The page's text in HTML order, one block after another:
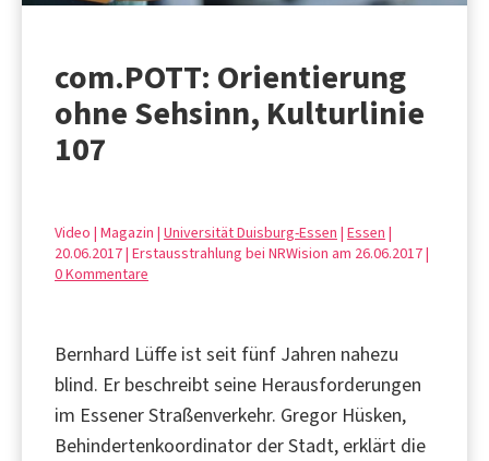
com.POTT: Orientierung
ohne Sehsinn, Kulturlinie
107
Video | Magazin | Universität Duisburg-Essen | Essen |
20.06.2017 | Erstausstrahlung bei NRWision am 26.06.2017 |
0 Kommentare
Bernhard Lüffe ist seit fünf Jahren nahezu
blind. Er beschreibt seine Herausforderungen
im Essener Straßenverkehr. Gregor Hüsken,
Behindertenkoordinator der Stadt, erklärt die